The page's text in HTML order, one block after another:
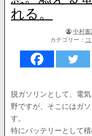
れる。
著
者:
中村書
カテゴリー：
脱ガソリンとして、電
野ですが、そこにはガ
す。
特にバッテリーとして